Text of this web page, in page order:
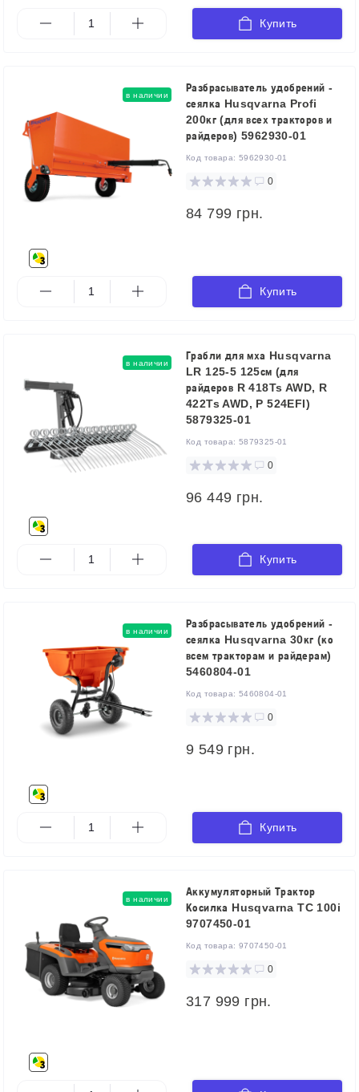
Купить
в наличии
Разбрасыватель удобрений -
сеялка Husqvarna Profi
200кг (для всех тракторов и
райдеров) 5962930-01
Код товара: 5962930-01
0
84 799 грн.
Купить
в наличии
Грабли для мха Husqvarna
LR 125-5 125см (для
райдеров R 418Ts AWD, R
422Ts AWD, P 524EFI)
5879325-01
Код товара: 5879325-01
0
96 449 грн.
Купить
в наличии
Разбрасыватель удобрений -
сеялка Husqvarna 30кг (ко
всем тракторам и райдерам)
5460804-01
Код товара: 5460804-01
0
9 549 грн.
Купить
в наличии
Аккумуляторный Трактор
Косилка Husqvarna TC 100i
9707450-01
Код товара: 9707450-01
0
317 999 грн.